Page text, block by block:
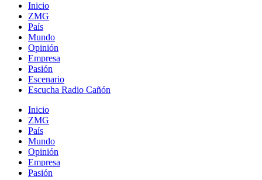
Inicio
ZMG
País
Mundo
Opinión
Empresa
Pasión
Escenario
Escucha Radio Cañón
Inicio
ZMG
País
Mundo
Opinión
Empresa
Pasión